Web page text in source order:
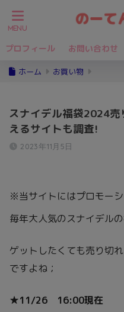
プロフィール お問い合わせ
ホーム お買い物
スナイデル福袋2024
えるサイトも調査!
2023年11月5日
※当サイトにはプロモー
毎年大人気のスナイデルの
ゲットしたくても売り切
ですよね；
★11/26 16:00現在